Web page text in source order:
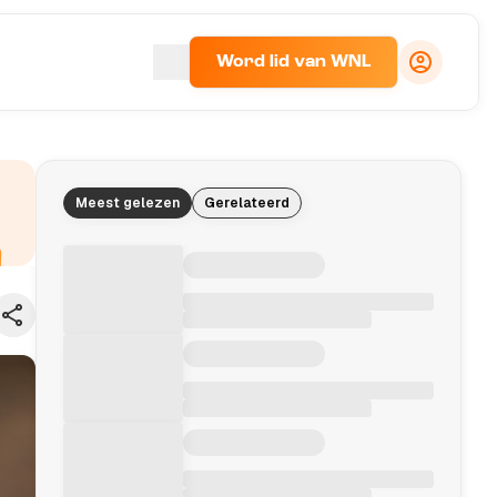
Word lid van WNL
Meest gelezen Gerelateerd